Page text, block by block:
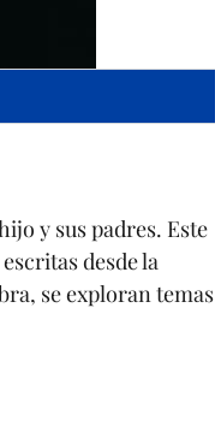
y sus padres. Este
desde la
se exploran temas